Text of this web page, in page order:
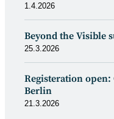
1.4.2026
Beyond the Visible
25.3.2026
Registeration
Berlin
21.3.2026